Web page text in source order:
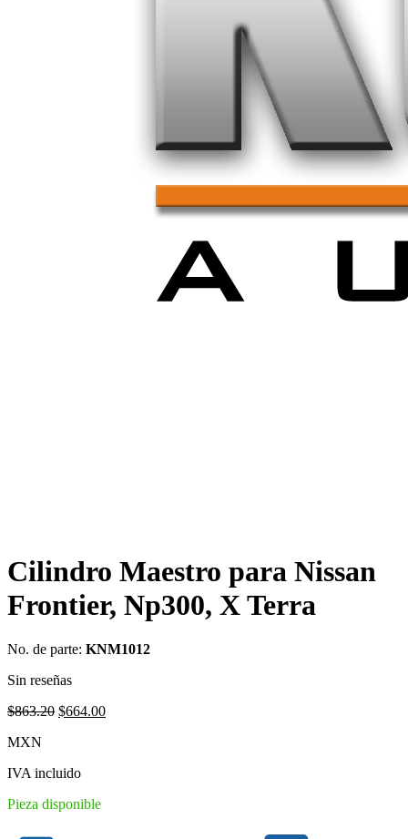
Cilindro Maestro para Nissan
Frontier, Np300, X Terra
No. de parte: KNM1012
Sin reseñas
$863.20 Original
$664.00Current
MXN
IVA incluido
Pieza disponible